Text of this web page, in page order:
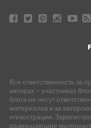
Вся ответственность за
авторах – участниках
блога не несут
материалов и за
иллюстрации.
размещающие